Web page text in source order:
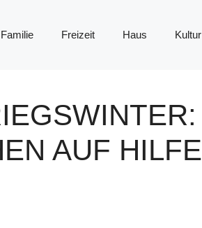
Familie Freizeit Haus Kultur
AUF HILFE